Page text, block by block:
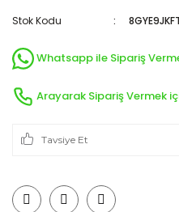
Stok Kodu
Whatsapp ile Sipariş
Arayarak Sipariş Vermek
Tavsiye Et